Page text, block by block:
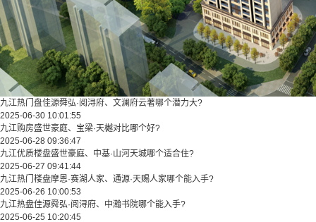
九江热门盘佳源舜弘·阅浔府、文澜府云著哪个潜力大?
2025-06-30 10:01:55
九江购房盛世豪庭、宝梁·天樾对比哪个好?
2025-06-28 09:36:47
九江优质楼盘盛世豪庭、中基·山河天城哪个适合住?
2025-06-27 09:41:44
九江热门楼盘摩恩·赛湖人家、通源·天赐人家哪个能入手?
2025-06-26 10:00:53
九江热盘佳源舜弘·阅浔府、中瀚书院哪个能入手?
2025-06-25 10:20:45